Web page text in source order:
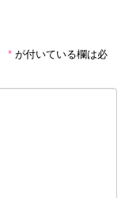
* が付いている欄は必